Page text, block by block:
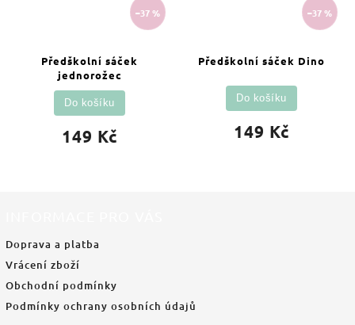
–37 %
Předškolní sáček
jednorožec
149 Kč
Do košíku
–37 %
Předškolní sáček Dino
149 Kč
Do košíku
Doprava a platba
Vrácení zboží
Obchodní podmínky
Podmínky ochrany osobních údajů